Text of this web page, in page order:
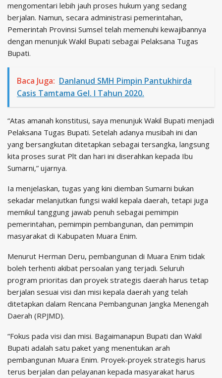
mengomentari lebih jauh proses hukum yang sedang
berjalan. Namun, secara administrasi pemerintahan,
Pemerintah Provinsi Sumsel telah memenuhi kewajibannya
dengan menunjuk Wakil Bupati sebagai Pelaksana Tugas
Bupati.
Baca Juga: Danlanud SMH Pimpin Pantukhirda
Casis Tamtama Gel. I Tahun 2020.
“Atas amanah konstitusi, saya menunjuk Wakil Bupati menjadi
Pelaksana Tugas Bupati. Setelah adanya musibah ini dan
yang bersangkutan ditetapkan sebagai tersangka, langsung
kita proses surat Plt dan hari ini diserahkan kepada Ibu
Sumarni,” ujarnya.
Ia menjelaskan, tugas yang kini diemban Sumarni bukan
sekadar melanjutkan fungsi wakil kepala daerah, tetapi juga
memikul tanggung jawab penuh sebagai pemimpin
pemerintahan, pemimpin pembangunan, dan pemimpin
masyarakat di Kabupaten Muara Enim.
Menurut Herman Deru, pembangunan di Muara Enim tidak
boleh terhenti akibat persoalan yang terjadi. Seluruh
program prioritas dan proyek strategis daerah harus tetap
berjalan sesuai visi dan misi kepala daerah yang telah
ditetapkan dalam Rencana Pembangunan Jangka Menengah
Daerah (RPJMD).
“Fokus pada visi dan misi. Bagaimanapun Bupati dan Wakil
Bupati adalah satu paket yang menentukan arah
pembangunan Muara Enim. Proyek-proyek strategis harus
terus berjalan dan pelayanan kepada masyarakat harus